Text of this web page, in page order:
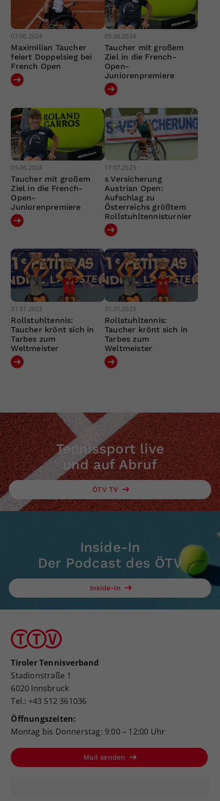
07.06.2024
Maximilian Taucher
feiert Doppelsieg bei
French Open
05.06.2024
Taucher mit großem
Ziel in die French-
Open-
Juniorenpremiere
05.06.2024
Taucher mit großem
Ziel in die French-
Open-
Juniorenpremiere
17.07.2023
s Versicherung
Austrian Open:
Aufschlag zu
Österreichs größtem
Rollstuhltennisturnier
31.01.2023
Rollstuhltennis:
Taucher krönt sich in
Tarbes zum
Weltmeister
31.01.2023
Rollstuhltennis:
Taucher krönt sich in
Tarbes zum
Weltmeister
Tennissport live
und auf Abruf
ÖTV TV
Inside-In
Der Podcast des ÖTV
Inside-In
Tiroler Tennisverband
Stadionstraße 1
6020 Innsbruck
Tel.: +43 512 361036
Öffnungszeiten:
Montag bis Donnerstag: 9:00 – 12:00 Uhr
Mail senden